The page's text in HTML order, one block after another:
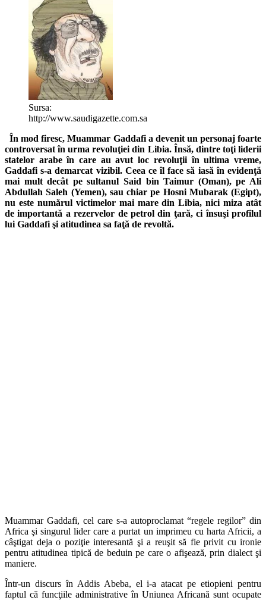
Sursa:
http://www.saudigazette.com.sa
În mod firesc, Muammar Gaddafi a devenit un personaj foarte
controversat în urma revoluţiei din Libia. Însă, dintre toţi liderii
statelor arabe în care au avut loc revoluţii în ultima vreme,
Gaddafi s-a demarcat vizibil. Ceea ce îl face să iasă în evidenţă
mai mult decât pe sultanul Said bin Taimur (Oman), pe Ali
Abdullah Saleh (Yemen), sau chiar pe Hosni Mubarak (Egipt),
nu este numărul victimelor mai mare din Libia, nici miza atât
de importantă a rezervelor de petrol din ţară, ci însuşi profilul
lui Gaddafi şi atitudinea sa faţă de revoltă.
Muammar Gaddafi, cel care s-a autoproclamat “regele regilor” din
Africa şi singurul lider care a purtat un imprimeu cu harta Africii, a
câştigat deja o poziţie interesantă şi a reuşit să fie privit cu ironie
pentru atitudinea tipică de beduin pe care o afişează, prin dialect şi
maniere.
Într-un discurs în Addis Abeba, el i-a atacat pe etiopieni pentru
faptul că funcţiile administrative în Uniunea Africană sunt ocupate